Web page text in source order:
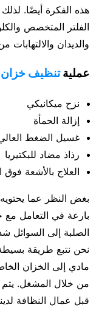
الفلتر المتخصص
والديدان والالتهابات
عمليةتنظيف خزان
نزح ميكانيكي
إزالة الحمأة
غسيل الضغط
رذاذ مضاد للبكتيريا
العلاج بالأشعة فوق
بغض النظر عما
بارعة في التعامل مع
الصلبة إلى السوائل
نحن نتبع طريقة
مادي إلى الخزان
من خلال المشغل. يتم
قبل عمال النظافة